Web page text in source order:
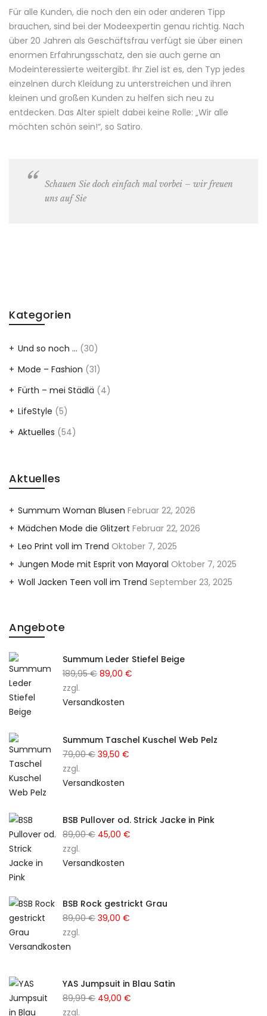
Für alle Kunden, die noch den ein oder anderen Tipp
brauchen, sind bei der Modeexpertin genau richtig. Nach
über 20 Jahren als Geschäftsfrau verfügt sie über einen
enormen Erfahrungsschatz, den sie auch gerne an
Modeinteressierte weitergibt. Ihr Ziel ist es, den Typ jedes
einzelnen durch Kleidung zu unterstreichen und ihren
kleinen und großen Kunden zu helfen sich neu zu
entdecken. Das Alter spielt dabei keine Rolle: „Wir alle
möchten schön sein!“, so Satiro.
Schauen Sie doch einfach mal vorbei – wir freuen
uns auf Sie
Kategorien
Und so noch … (30)
Mode – Fashion (31)
Fürth – mei Städlä (4)
LifeStyle (5)
Aktuelles (54)
Aktuelles
Summum Woman Blusen Februar 22, 2026
Mädchen Mode die Glitzert Februar 22, 2026
Leo Print voll im Trend Oktober 7, 2025
Jungen Mode mit Esprit von Mayoral Oktober 7, 2025
Woll Jacken Teen voll im Trend September 23, 2025
Angebote
Summum Leder Stiefel Beige
189,95€ Ursprünglicher
war:
89,00 €
zzgl.
Versandkosten
Summum Taschel Kuschel Web Pelz
79,00€ Ursprünglicher
war:
39,50 €
zzgl.
Versandkosten
BSB Pullover od. Strick Jacke in Pink
89,00€ Ursprünglicher
war:
45,00 €
zzgl.
Versandkosten
BSB Rock gestrickt Grau
89,00€ Ursprünglicher
39,00 €
zzgl.
Versandkosten
YAS Jumpsuit in Blau Satin
89,99€ Ursprünglicher
49,00 €
zzgl.